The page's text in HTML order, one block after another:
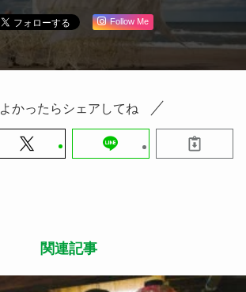
Follow Me
よかったらシェアしてね
関連記事